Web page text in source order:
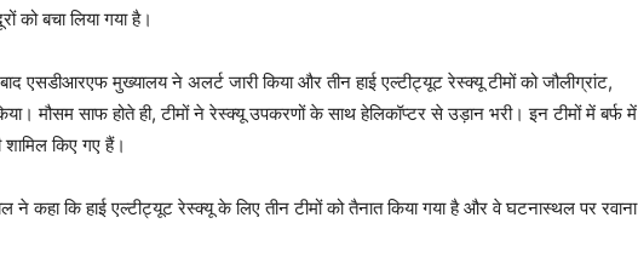
बचा लिया गया है।
एसडीआरएफ मुख्यालय ने अलर्ट जारी किया और तीन हाई एल्टीट्यूट रेस्क्यू टीमों को जौलीग्रांट,
मौसम साफ होते ही, टीमों ने रेस्क्यू उपकरणों के साथ हेलिकॉप्टर से उड़ान भरी। इन टीमों में बर्फ में
किए गए हैं।
ने कहा कि हाई एल्टीट्यूट रेस्क्यू के लिए तीन टीमों को तैनात किया गया है और वे घटनास्थल पर रवाना